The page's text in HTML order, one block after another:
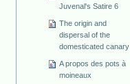
Juvenal's Satire 6
The origin and
dispersal of the
domesticated canary
A propos des pots à
moineaux